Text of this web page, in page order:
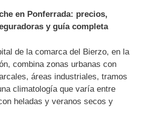
en Ponferrada: precios,
y guía completa
de la comarca del Bierzo, en la
combina zonas urbanas con
áreas industriales, tramos
climatología que varía entre
heladas y veranos secos y